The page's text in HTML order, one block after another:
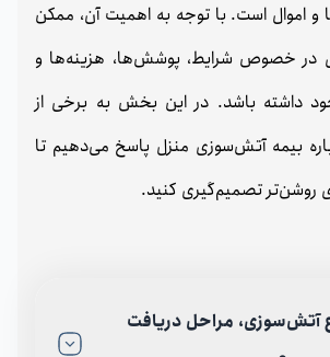
و اموال است. با توجه به اهمیت آن، ممکن
در خصوص شرایط، پوشش‌ها، هزینه‌ها و
داشته باشد. در این بخش به برخی از
بیمه آتش‌سوزی منزل پاسخ می‌دهیم تا
روشن‌تر تصمیم‌گیری کنید.
آتش‌سوزی، مراحل دریافت